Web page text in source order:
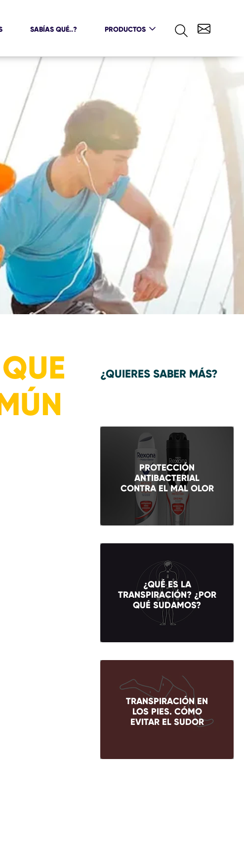
SABÍAS QUÉ..? PRODUCTOS
¿QUIERES SABER MÁS?
PROTECCIÓN
ANTIBACTERIAL
CONTRA EL MAL OLOR
¿QUÉ ES LA
TRANSPIRACIÓN? ¿POR
QUÉ SUDAMOS?
TRANSPIRACIÓN EN
LOS PIES. CÓMO
EVITAR EL SUDOR